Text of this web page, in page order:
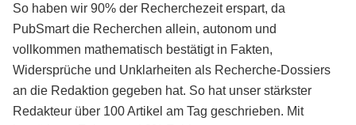
So haben wir 90% der Recherchezeit erspart, da
PubSmart die Recherchen allein, autonom und
vollkommen mathematisch bestätigt in Fakten,
Widersprüche und Unklarheiten als Recherche-Dossiers
an die Redaktion gegeben hat. So hat unser stärkster
Redakteur über 100 Artikel am Tag geschrieben. Mit